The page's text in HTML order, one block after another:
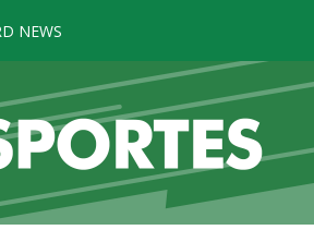
NEWS